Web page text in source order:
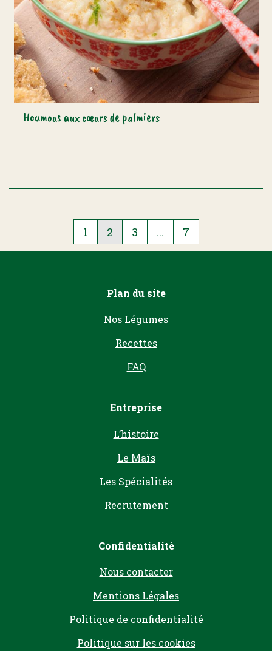
Houmous aux cœurs de palmiers
Pagination
on
2
of
1 2 3 ... 7
Plan du site
Nos Légumes
Recettes
FAQ
Entreprise
L’histoire
Le Maïs
Les Spécialités
Recrutement
Confidentialité
Nous contacter
Mentions Légales
Politique de confidentialité
Politique sur les cookies